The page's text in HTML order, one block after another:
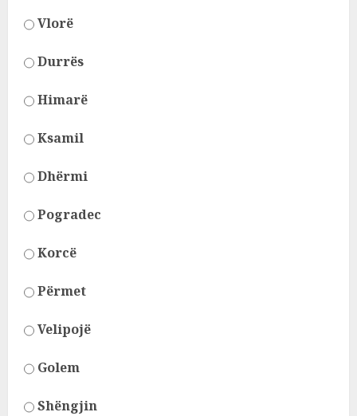
Vlorë
Durrës
Himarë
Ksamil
Dhërmi
Pogradec
Korcë
Përmet
Velipojë
Golem
Shëngjin